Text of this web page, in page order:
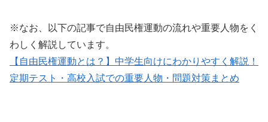
※なお、以下の記事で自由民権運動の流れや重要人物をく
わしく解説しています。
【自由民権運動とは？】中学生向けにわかりやすく解説！
定期テスト・高校入試での重要人物・問題対策まとめ